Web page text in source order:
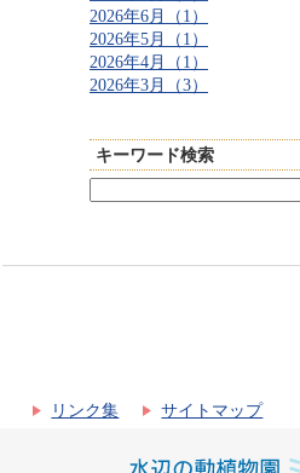
2026年6月（1）
2026年5月（1）
2026年4月（1）
2026年3月（3）
キーワード検索
リンク集 サイトマップ